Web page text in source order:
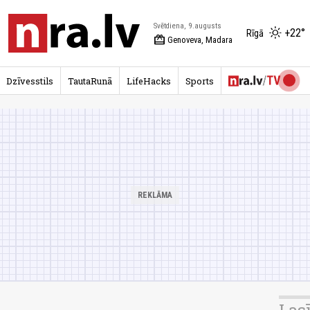
Svētdiena, 9.augusts
redeem Genoveva, Madara
Rīgā +22°
Dzīvesstils TautaRunā LifeHacks Sports